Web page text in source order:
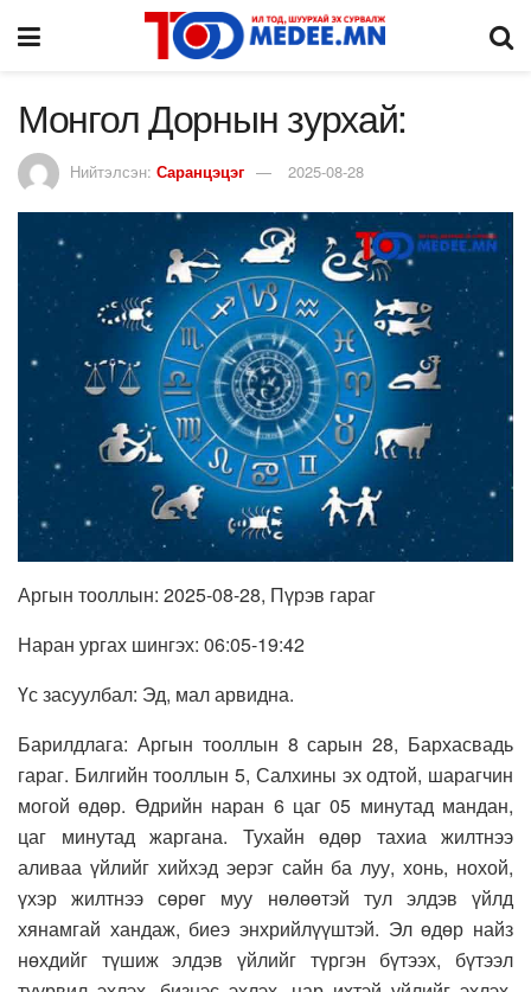
Монгол Дорнын зурхай:
Нийтэлсэн: Саранцэцэг 2025-08-28
Аргын тооллын: 2025-08-28, Пүрэв гараг
Наран ургах шингэх: 06:05-19:42
Үс засуулбал: Эд, мал арвидна.
Барилдлага: Аргын тооллын 8 сарын 28, Бархасвадь
гараг. Билгийн тооллын 5, Салхины эх одтой, шарагчин
могой өдөр. Өдрийн наран 6 цаг 05 минутад мандан,
цаг минутад жаргана. Тухайн өдөр тахиа жилтнээ
аливаа үйлийг хийхэд эерэг сайн ба луу, хонь, нохой,
үхэр жилтнээ сөрөг муу нөлөөтэй тул элдэв үйлд
хянамгай хандаж, биеэ энхрийлүүштэй. Эл өдөр найз
нөхдийг түшиж элдэв үйлийг түргэн бүтээх, бүтээл